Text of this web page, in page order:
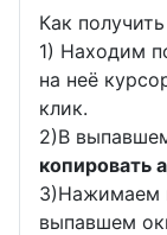
Как
1) Находим
на неё
клик.
2)В
копировать
3)Нажимаем
выпавшем